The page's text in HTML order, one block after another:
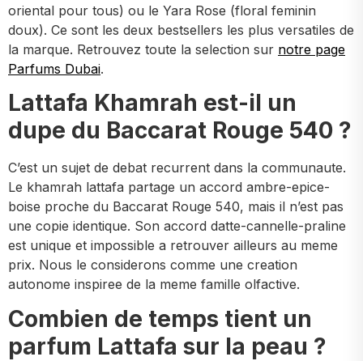
oriental pour tous) ou le Yara Rose (floral feminin
doux). Ce sont les deux bestsellers les plus versatiles de
la marque. Retrouvez toute la selection sur notre page
Parfums Dubai.
Lattafa Khamrah est-il un
dupe du Baccarat Rouge 540 ?
C’est un sujet de debat recurrent dans la communaute.
Le khamrah lattafa partage un accord ambre-epice-
boise proche du Baccarat Rouge 540, mais il n’est pas
une copie identique. Son accord datte-cannelle-praline
est unique et impossible a retrouver ailleurs au meme
prix. Nous le considerons comme une creation
autonome inspiree de la meme famille olfactive.
Combien de temps tient un
parfum Lattafa sur la peau ?